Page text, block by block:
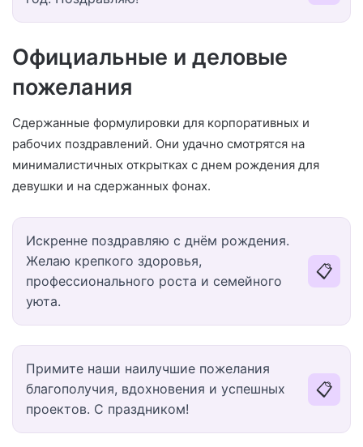
Официальные и деловые
пожелания
Сдержанные формулировки для корпоративных и
рабочих поздравлений. Они удачно смотрятся на
минималистичных открытках с днем рождения для
девушки и на сдержанных фонах.
Искренне поздравляю с днём рождения.
Желаю крепкого здоровья,
профессионального роста и семейного
уюта.
📋
Примите наши наилучшие пожелания
благополучия, вдохновения и успешных
проектов. С праздником!
📋